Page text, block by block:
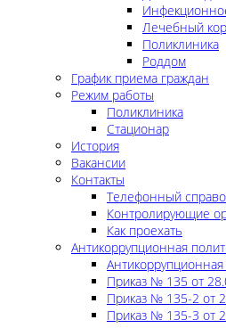
Лечебный
Поликлиника
Роддом
График приема граждан
Режим работы
Поликлиника
Стационар
История
Вакансии
Контакты
Телефонный
Контролирующие
Как проехать
Антикоррупционная
Приказ № 135 от
Приказ № 135-2 от
Приказ № 135-3 от